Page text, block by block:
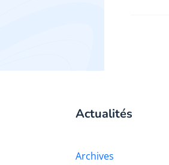
Actualités
Archives